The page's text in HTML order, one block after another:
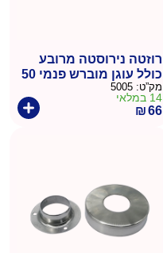
רוזטה נירוסטה מרובע
כולל עוגן מוברש פנמי 50
חצוני105
מק”ט: 5005
14 במלאי
₪66